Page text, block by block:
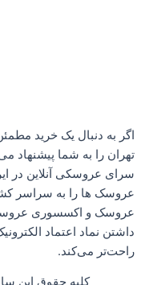
یک خرید مطمئن و آسان
شما پیشنهاد می‌کنیم.
آنلاین در ایران است
به سراسر کشور ارسال
عروسکی را
اعتماد الکترونیک و